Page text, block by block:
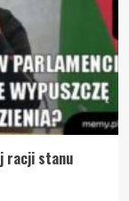
racji stanu